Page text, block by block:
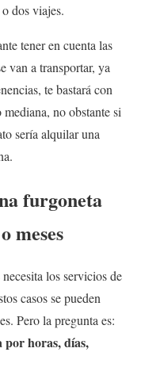
dos viajes.
tener en cuenta las
van a transportar, ya
te bastará con
no obstante si
sería alquilar una
furgoneta
meses
los servicios de
casos se pueden
Pero la pregunta es:
por horas, días,